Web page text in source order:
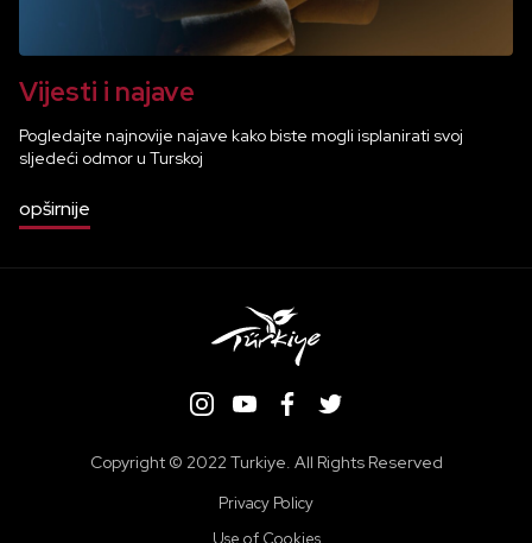
Vijesti i najave
Pogledajte najnovije najave kako biste mogli isplanirati svoj
sljedeći odmor u Turskoj
opširnije
Copyright ©️ 2022 Turkiye. All Rights Reserved
Privacy Policy
Use of Cookies